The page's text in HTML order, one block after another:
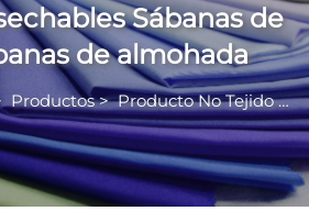
Sábanas de
de almohada
Productos>Producto No Tejido Médico